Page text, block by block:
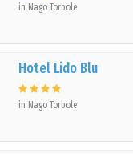
in Nago Torbole
Hotel Lido Blu
in Nago Torbole